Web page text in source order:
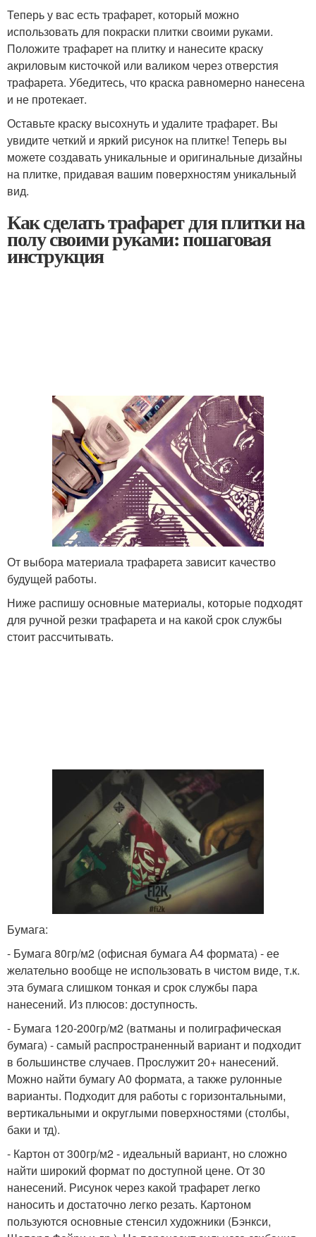
Теперь у вас есть трафарет, который можно
использовать для покраски плитки своими руками.
Положите трафарет на плитку и нанесите краску
акриловым кисточкой или валиком через отверстия
трафарета. Убедитесь, что краска равномерно нанесена
и не протекает.
Оставьте краску высохнуть и удалите трафарет. Вы
увидите четкий и яркий рисунок на плитке! Теперь вы
можете создавать уникальные и оригинальные дизайны
на плитке, придавая вашим поверхностям уникальный
вид.
Как сделать трафарет для плитки на
полу своими руками: пошаговая
инструкция
От выбора материала трафарета зависит качество
будущей работы.
Ниже распишу основные материалы, которые подходят
для ручной резки трафарета и на какой срок службы
стоит рассчитывать.
Бумага:
- Бумага 80гр/м2 (офисная бумага А4 формата) - ее
желательно вообще не использовать в чистом виде, т.к.
эта бумага слишком тонкая и срок службы пара
нанесений. Из плюсов: доступность.
- Бумага 120-200гр/м2 (ватманы и полиграфическая
бумага) - самый распространенный вариант и подходит
в большинстве случаев. Прослужит 20+ нанесений.
Можно найти бумагу А0 формата, а также рулонные
варианты. Подходит для работы с горизонтальными,
вертикальными и округлыми поверхностями (столбы,
баки и тд).
- Картон от 300гр/м2 - идеальный вариант, но сложно
найти широкий формат по доступной цене. От 30
нанесений. Рисунок через какой трафарет легко
наносить и достаточно легко резать. Картоном
пользуются основные стенсил художники (Бэнкси,